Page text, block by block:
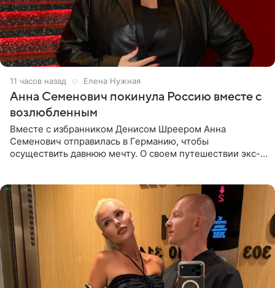
11 часов назад Елена Нужная
Анна Семенович покинула Россию вместе с
возлюбленным
Вместе с избранником Денисом Шреером Анна
Семенович отправилась в Германию, чтобы
осуществить давнюю мечту. О своем путешествии экс-